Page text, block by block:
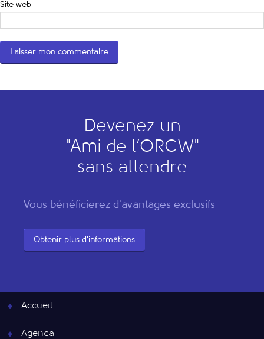
Site web
Devenez un
"Ami de l’ORCW"
sans attendre
Vous bénéficierez d'avantages exclusifs
Obtenir plus d'informations
Accueil
Agenda